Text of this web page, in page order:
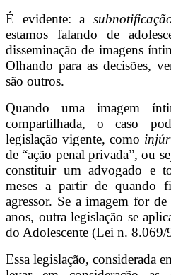
É evidente: a
estamos falando de
disseminação de imagens
Olhando para as decisões,
são outros.
Quando uma imagem
compartilhada, o caso
legislação vigente, como
de “ação penal privada”, ou
constituir um advogado e
meses a partir de quando
agressor. Se a imagem for
anos, outra legislação se
do Adolescente (Lei n.
Essa legislação, considerada